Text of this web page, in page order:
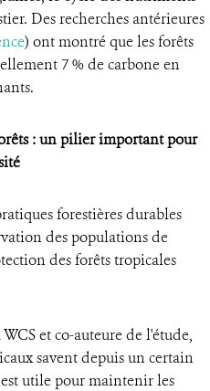
Des recherches antérieures
) ont montré que les forêts
7 % de carbone en
: un pilier important pour
forestières durables
des populations de
des forêts tropicales
et co-auteure de l'étude,
savent depuis un certain
utile pour maintenir les